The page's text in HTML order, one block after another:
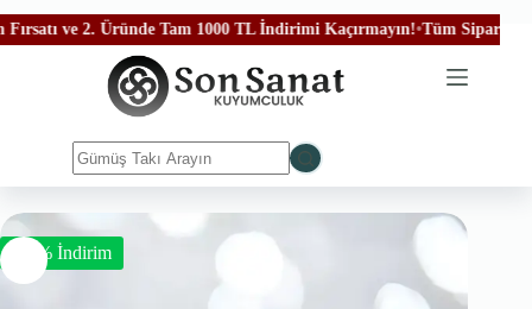
ve 2. Üründe Tam 1000 TL İndirimi Kaçırmayın!•Tüm Siparişleriniz
-50% İndirim